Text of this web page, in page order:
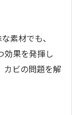
素材でも、
効果を発揮し
カビの問題を解